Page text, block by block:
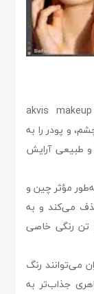
1. **افزودن آرایش کامل به تصاویر**: با akvis makeup
و پودر را به
و طبیعی آرایش
مؤثر چین و
می‌کند و به
تن رنگی خاصی
می‌توانند رنگ
جذاب‌تر به